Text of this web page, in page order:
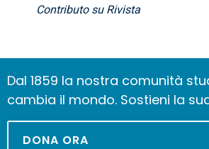
Contributo su Rivista
Dal 1859 la nostra comunità
cambia il mondo. Sostieni la
DONA ORA